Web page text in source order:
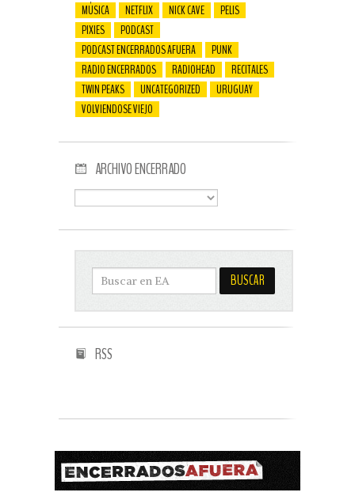
MÚSICA
NETFLIX NICK CAVE
PELIS
PIXIES
PODCAST
PODCAST ENCERRADOS AFUERA
PUNK
RADIO ENCERRADOS
RADIOHEAD
RECITALES
TWIN PEAKS
UNCATEGORIZED
URUGUAY
VOLVIENDOSE VIEJO
ARCHIVO ENCERRADO
RSS